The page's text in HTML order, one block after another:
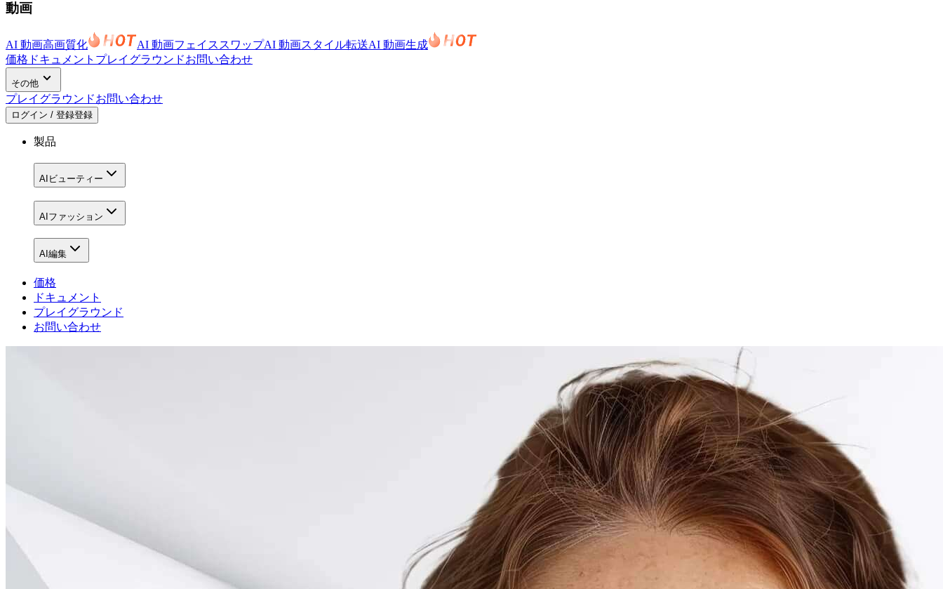
動画
AI 動画高画質化 AI 動画フェイススワップAI 動画スタイル転送AI 動画生成
価格 ドキュメント プレイグラウンドお問い合わせ
その他
プレイグラウンドお問い合わせ
ログイン / 登録登録
製品
AIビューティー
AIファッション
AI編集
価格
ドキュメント
プレイグラウンド
お問い合わせ